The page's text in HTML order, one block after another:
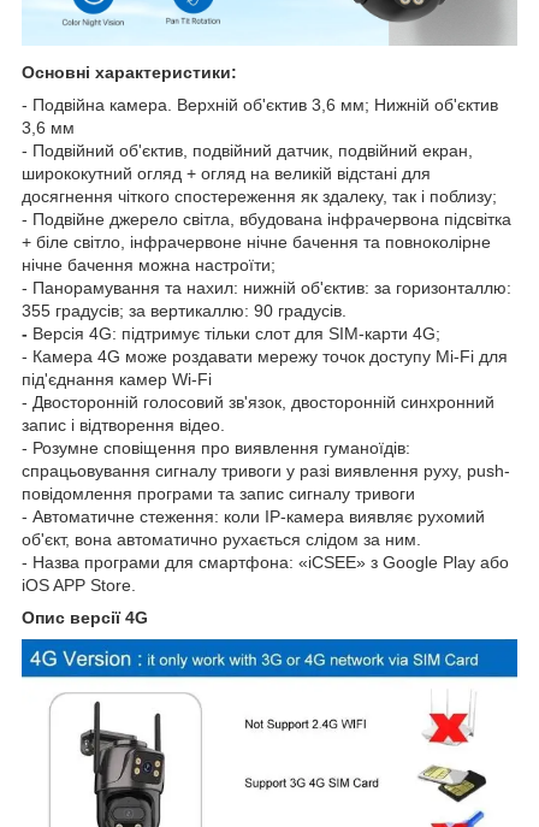
Основні характеристики:
- Подвійна камера. Верхній об'єктив 3,6 мм; Нижній об'єктив
3,6 мм
- Подвійний об'єктив, подвійний датчик, подвійний екран,
ширококутний огляд + огляд на великій відстані для
досягнення чіткого спостереження як здалеку, так і поблизу;
- Подвійне джерело світла, вбудована інфрачервона підсвітка
+ біле світло, інфрачервоне нічне бачення та повноколірне
нічне бачення можна настроїти;
- Панорамування та нахил: нижній об'єктив: за горизонталлю:
355 градусів; за вертикаллю: 90 градусів.
- Версія 4G: підтримує тільки слот для SIM-карти 4G;
- Камера 4G може роздавати мережу точок доступу Mi-Fi для
під'єднання камер Wi-Fi
- Двосторонній голосовий зв'язок, двосторонній синхронний
запис і відтворення відео.
- Розумне сповіщення про виявлення гуманоїдів:
спрацьовування сигналу тривоги у разі виявлення руху, push-
повідомлення програми та запис сигналу тривоги
- Автоматичне стеження: коли IP-камера виявляє рухомий
об'єкт, вона автоматично рухається слідом за ним.
- Назва програми для смартфона: «iCSEE» з Google Play або
iOS APP Store.
Опис версії 4G